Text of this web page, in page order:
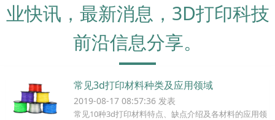
业快讯，最新消息，3D打印科技
前沿信息分享。
常见3d打印材料种类及应用领域
2019-08-17 08:57:36 发表
常见10种3d打印材料特点、缺点介绍及各材料的应用领